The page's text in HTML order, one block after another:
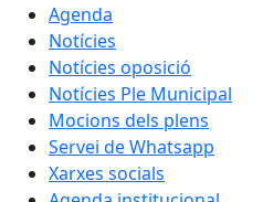
Agenda
Notícies
Notícies oposició
Notícies Ple Municipal
Mocions dels plens
Servei de Whatsapp
Xarxes socials